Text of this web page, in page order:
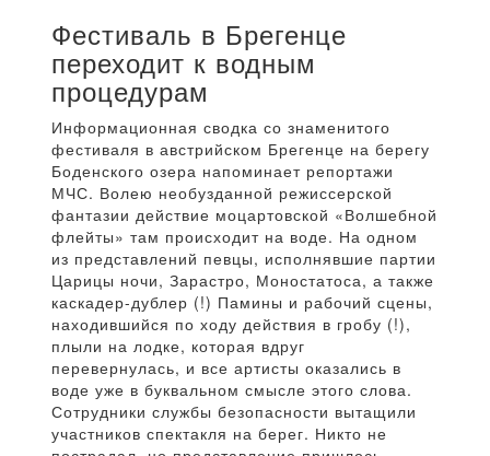
Фестиваль в Брегенце
переходит к водным
процедурам
Информационная сводка со знаменитого
фестиваля в австрийском Брегенце на берегу
Боденского озера напоминает репортажи
МЧС. Волею необузданной режиссерской
фантазии действие моцартовской «Волшебной
флейты» там происходит на воде. На одном
из представлений певцы, исполнявшие партии
Царицы ночи, Зарастро, Моностатоса, а также
каскадер-дублер (!) Памины и рабочий сцены,
находившийся по ходу действия в гробу (!),
плыли на лодке, которая вдруг
перевернулась, и все артисты оказались в
воде уже в буквальном смысле этого слова.
Сотрудники службы безопасности вытащили
участников спектакля на берег. Никто не